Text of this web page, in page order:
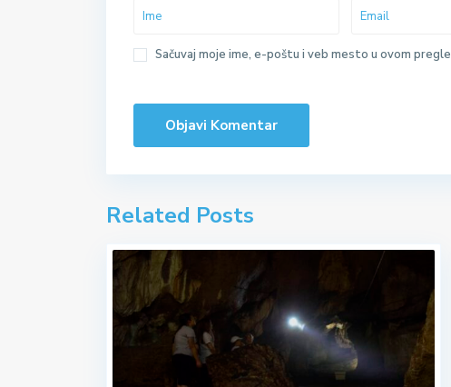
Sačuvaj moje ime, e-poštu i veb mesto u ovom
Related Posts